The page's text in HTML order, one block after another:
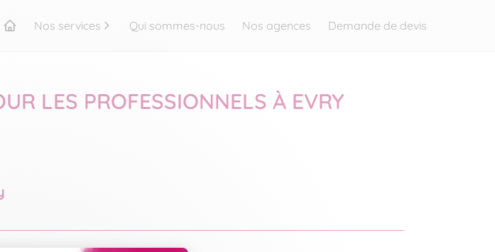
Accueil
Nos services Qui sommes-nous Nos agences Demande de devis
LES PROFESSIONNELS À EVRY